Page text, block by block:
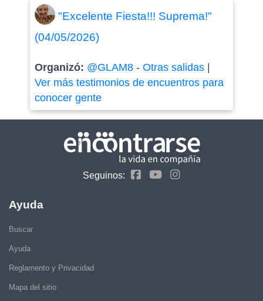
"Excelente Fiesta!!! Suprema!"
(04/05/2026)
Organizó: @GLAM8- Otras salidas|
Ver más testimonios de encuentros para
conocer gente
Seguinos:
Ayuda
Buscar
Ayuda
Reglamento y Privacidad
Mapa del sitio